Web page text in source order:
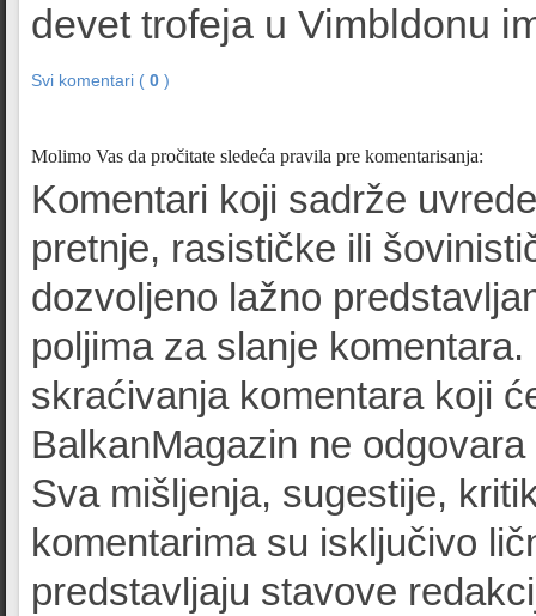
devet trofeja u Vimbldonu
Svi komentari ( 0 )
Molimo Vas da pročitate sledeća pravila pre komentarisanja:
Komentari koji sadrže
pretnje, rasističke ili
dozvoljeno lažno
poljima za slanje
skraćivanja komentara koji
BalkanMagazin ne
Sva mišljenja, sugestije,
komentarima su isključivo
predstavljaju stavove